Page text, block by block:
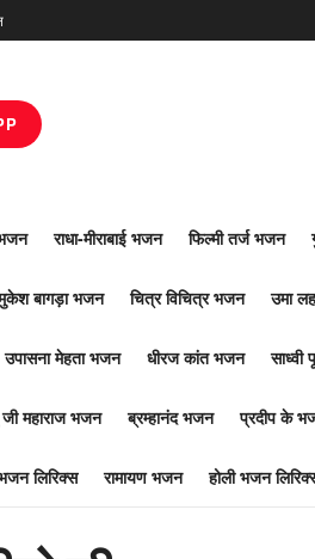
राधा-मीराबाई भजन फिल्मी तर्ज भजन
बागड़ा भजन चित्र विचित्र भजन उमा
उपासना मेहता भजन धीरज कांत भजन साध्वी
जी महाराज भजन ब्रम्हानंद भजन प्रदीप के
लिरिक्स रामायण भजन होली भजन